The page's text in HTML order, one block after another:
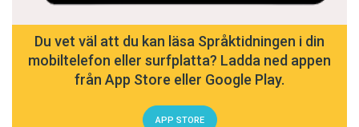
Du vet väl att du kan läsa Språktidningen i din
mobiltelefon eller surfplatta? Ladda ned appen
från App Store eller Google Play.
APP STORE